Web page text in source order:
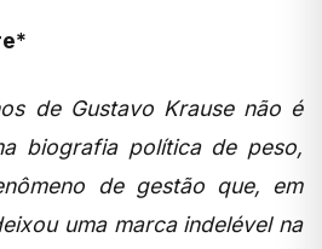
de Gustavo Krause não é
biografia política de peso,
de gestão que, em
uma marca indelével na